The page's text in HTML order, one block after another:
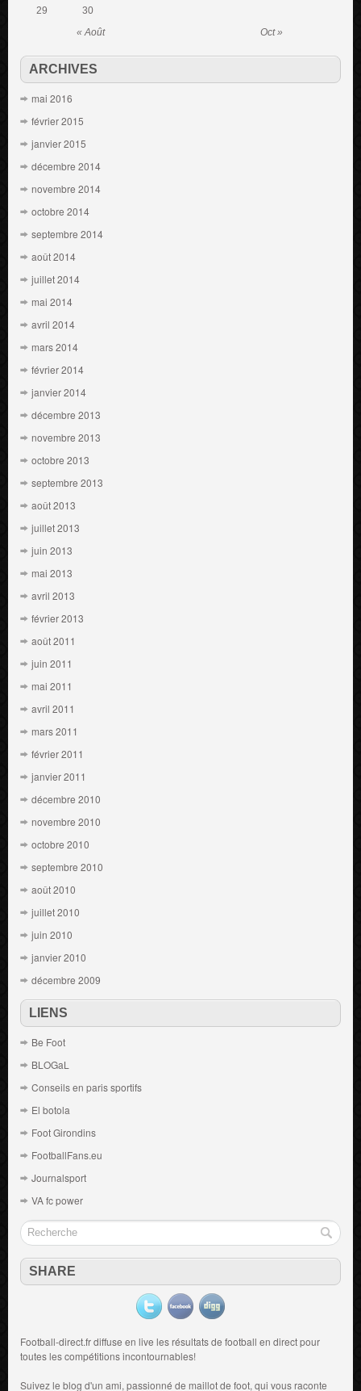
« Août Oct »
29
30
ARCHIVES
mai 2016
février 2015
janvier 2015
décembre 2014
novembre 2014
octobre 2014
septembre 2014
août 2014
juillet 2014
mai 2014
avril 2014
mars 2014
février 2014
janvier 2014
décembre 2013
novembre 2013
octobre 2013
septembre 2013
août 2013
juillet 2013
juin 2013
mai 2013
avril 2013
février 2013
août 2011
juin 2011
mai 2011
avril 2011
mars 2011
février 2011
janvier 2011
décembre 2010
novembre 2010
octobre 2010
septembre 2010
août 2010
juillet 2010
juin 2010
janvier 2010
décembre 2009
LIENS
Be Foot
BLOGaL
Conseils en paris sportifs
El botola
Foot Girondins
FootballFans.eu
Journalsport
VA fc power
SHARE
Football-direct.fr diffuse en live les résultats de football en directpour
toutes les compétitions incontournables!
Suivez le blog d'un ami, passionné de maillot de foot, qui vous raconte